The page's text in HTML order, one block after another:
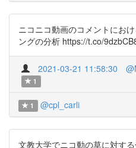
ニコニコ動画のコメントにお
ングの分析 https://t.co/
2021-03-21 11:58:30
1
1 @cpl_carli
文教大学でニコ動の草に対す